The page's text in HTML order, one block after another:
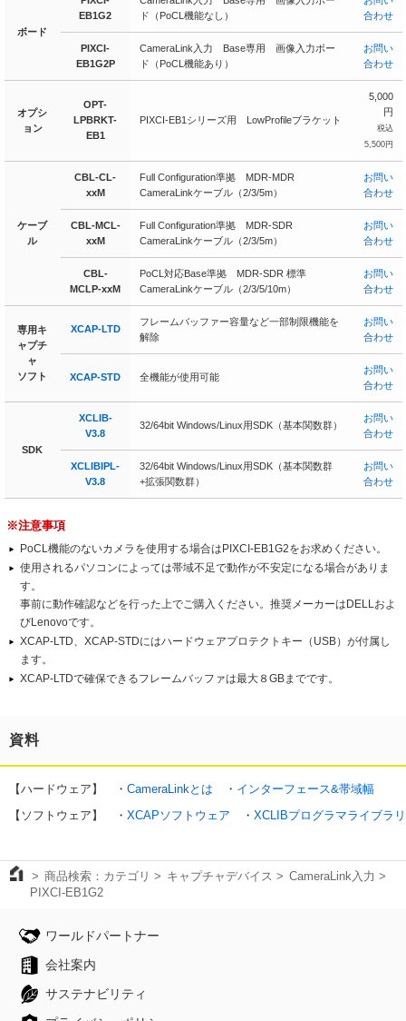
ボード
EB1G2
ド（PoCL機能なし）
合わせ
PIXCI-
EB1G2P
CameraLink入力 Base専用 画像入力ボー
ド（PoCL機能あり）
お問い
合わせ
オプシ
ョン
OPT-
LPBRKT-
EB1
PIXCI-EB1シリーズ用 LowProfileブラケット
5,000
円
税込
5,500円
ケーブ
ル
CBL-CL-
xxM
Full Configuration準拠 MDR-MDR
CameraLinkケーブル（2/3/5m）
お問い
合わせ
CBL-MCL-
xxM
Full Configuration準拠 MDR-SDR
CameraLinkケーブル（2/3/5m）
お問い
合わせ
CBL-
MCLP-xxM
PoCL対応Base準拠 MDR-SDR 標準
CameraLinkケーブル（2/3/5/10m）
お問い
合わせ
専用キ
ャプチ
ャ
ソフト
XCAP-LTD
フレームバッファー容量など一部制限機能を
解除
お問い
合わせ
XCAP-STD 全機能が使用可能
お問い
合わせ
SDK
XCLIB-
V3.8
32/64bit Windows/Linux用SDK（基本関数群）
お問い
合わせ
XCLIBIPL-
V3.8
32/64bit Windows/Linux用SDK（基本関数群
+拡張関数群）
お問い
合わせ
※注意事項
PoCL機能のないカメラを使用する場合はPIXCI-EB1G2をお求めください。
使用されるパソコンによっては帯域不足で動作が不安定になる場合がありま
す。
事前に動作確認などを行った上でご購入ください。推奨メーカーはDELLおよ
びLenovoです。
XCAP-LTD、XCAP-STDにはハードウェアプロテクトキー（USB）が付属し
ます。
XCAP-LTDで確保できるフレームバッファは最大８GBまでです。
資料
【ハードウェア】 ・ CameraLinkとは ・ インターフェース&帯域幅
【ソフトウェア】 ・ XCAPソフトウェア ・ XCLIBプログラマライブラリ
商品検索：カテゴリ キャプチャデバイス
CameraLink入力
PIXCI-EB1G2
ワールドパートナー
会社案内
サステナビリティ